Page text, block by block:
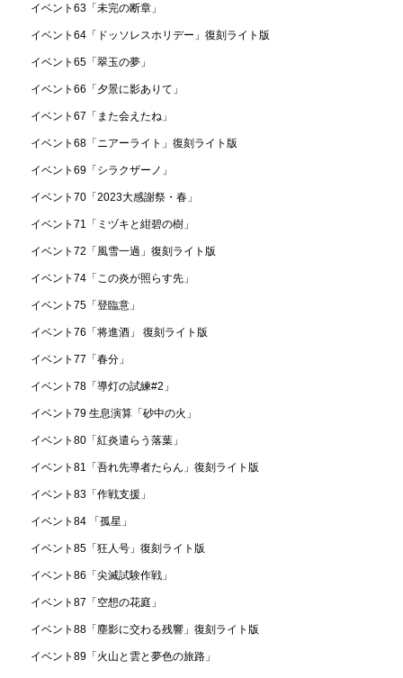
イベント63「未完の断章」
イベント64「ドッソレスホリデー」復刻ライト版
イベント65「翠玉の夢」
イベント66「夕景に影ありて」
イベント67「また会えたね」
イベント68「ニアーライト」復刻ライト版
イベント69「シラクザーノ」
イベント70「2023大感謝祭・春」
イベント71「ミヅキと紺碧の樹」
イベント72「風雪一過」復刻ライト版
イベント74「この炎が照らす先」
イベント75「登臨意」
イベント76「将進酒」 復刻ライト版
イベント77「春分」
イベント78「導灯の試練#2」
イベント79 生息演算「砂中の火」
イベント80「紅炎遣らう落葉」
イベント81「吾れ先導者たらん」復刻ライト版
イベント83「作戦支援」
イベント84 「孤星」
イベント85「狂人号」復刻ライト版
イベント86「尖滅試験作戦」
イベント87「空想の花庭」
イベント88「塵影に交わる残響」復刻ライト版
イベント89「火山と雲と夢色の旅路」